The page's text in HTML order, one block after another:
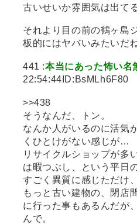
古いせいか雰囲気は出て
それより目の前の鶴ヶ島
板的にはヤバいみたいだね
441 :本当にあった怖い名
22:54:44ID:BsMLh6F80
>>438
そうなんだ、トン。
なんか人がいるのに活気
くひとけがない感じが…
リサイクルショップが多
は暇つぶし、という平日
すごく異質に感じただけ
もっと古い建物の、閉店
に行った事もあるんだが
んで。